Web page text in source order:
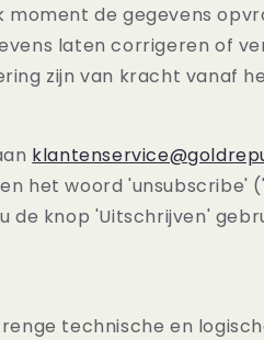
de gegevens
laten corrigeren of
zijn van kracht vanaf
het woord 'unsubscribe'
de knop 'Uitschrijven'
technische en